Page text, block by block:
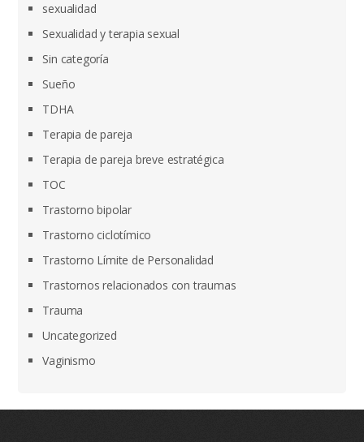
sexualidad
Sexualidad y terapia sexual
Sin categoría
Sueño
TDHA
Terapia de pareja
Terapia de pareja breve estratégica
TOC
Trastorno bipolar
Trastorno ciclotímico
Trastorno Límite de Personalidad
Trastornos relacionados con traumas
Trauma
Uncategorized
Vaginismo